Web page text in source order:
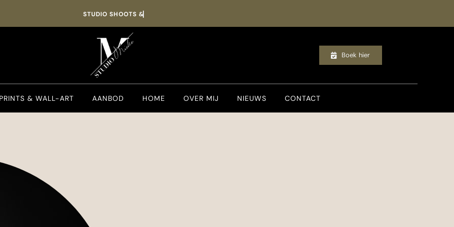
Boek hier
PRINTS & WALL-ART AANBOD HOME OVER MIJ NIEUWS CONTACT
Boek tijdig en plan het in tussen de 30 en 35 weken